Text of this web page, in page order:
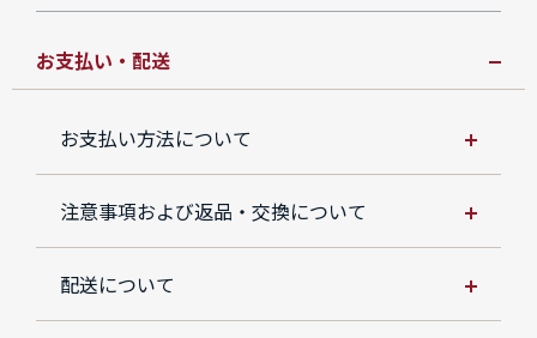
お支払い・配送
お支払い方法について
注意事項および返品・交換について
配送について